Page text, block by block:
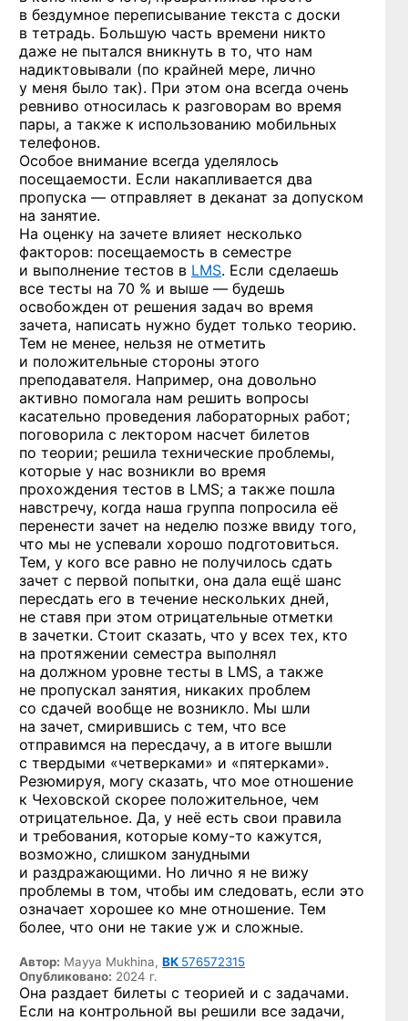
в бездумное переписывание текста с доски
в тетрадь. Большую часть времени никто
даже не пытался вникнуть в то, что нам
надиктовывали (по крайней мере, лично
у меня было так). При этом она всегда очень
ревниво относилась к разговорам во время
пары, а также к использованию мобильных
телефонов.
Особое внимание всегда уделялось
посещаемости. Если накапливается два
пропуска — отправляет в деканат за допуском
на занятие.
На оценку на зачете влияет несколько
факторов: посещаемость в семестре
и выполнение тестов в LMS. Если сделаешь
все тесты на 70 % и выше — будешь
освобожден от решения задач во время
зачета, написать нужно будет только теорию.
Тем не менее, нельзя не отметить
и положительные стороны этого
преподавателя. Например, она довольно
активно помогала нам решить вопросы
касательно проведения лабораторных работ;
поговорила с лектором насчет билетов
по теории; решила технические проблемы,
которые у нас возникли во время
прохождения тестов в LMS; а также пошла
навстречу, когда наша группа попросила её
перенести зачет на неделю позже ввиду того,
что мы не успевали хорошо подготовиться.
Тем, у кого все равно не получилось сдать
зачет с первой попытки, она дала ещё шанс
пересдать его в течение нескольких дней,
не ставя при этом отрицательные отметки
в зачетки. Стоит сказать, что у всех тех, кто
на протяжении семестра выполнял
на должном уровне тесты в LMS, а также
не пропускал занятия, никаких проблем
со сдачей вообще не возникло. Мы шли
на зачет, смирившись с тем, что все
отправимся на пересдачу, а в итоге вышли
с твердыми «четверками» и «пятерками».
Резюмируя, могу сказать, что мое отношение
к Чеховской скорее положительное, чем
отрицательное. Да, у неё есть свои правила
и требования, которые кому-то кажутся,
возможно, слишком занудными
и раздражающими. Но лично я не вижу
проблемы в том, чтобы им следовать, если это
означает хорошее ко мне отношение. Тем
более, что они не такие уж и сложные.
Автор: Mayya Mukhina, ВК 576572315
Опубликовано: 2024 г.
Она раздает билеты с теорией и с задачами.
Если на контрольной вы решили все задачи,